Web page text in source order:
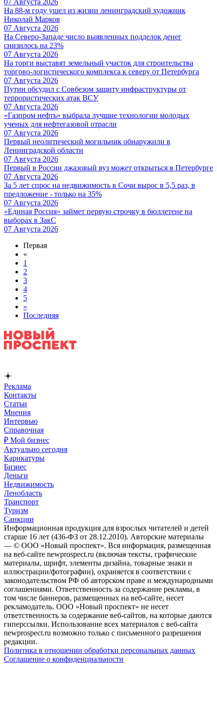
На 88-м году ушел из жизни ленинградский художник
Николай Марков
07 Августа 2026
На Северо-Западе число выявленных подделок денег
снизилось на 23%
07 Августа 2026
На торги выставят земельный участок для строительства
торгово-логистического комплекса к северу от Петербурга
07 Августа 2026
Путин обсудил с Совбезом защиту инфраструктуры от
террористических атак ВСУ
07 Августа 2026
«Газпром нефть» выбрала лучшие технологии молодых
ученых для нефтегазовой отрасли
07 Августа 2026
Первый неолитический могильник обнаружили в
Ленинградской области
07 Августа 2026
Первый в России джазовый вуз может открыться в Петербурге
07 Августа 2026
За 5 лет спрос на недвижимость в Сочи вырос в 5,5 раз, в
предложение - только на 35%
07 Августа 2026
«Единая Россия» займет первую строчку в бюллетене на
выборах в ЗакС
07 Августа 2026
Первая
«
1
2
3
4
5
»
Последняя
Реклама
Контакты
Статьи
Мнения
Интервью
Справочная
₽ Мой бизнес
Актуально сегодня
Карикатуры
Бизнес
Деньги
Недвижимость
Ленобласть
Транспорт
Туризм
Санкции
Информационная продукция для взрослых читателей и детей
старше 16 лет (436-ФЗ от 28.12.2010). Авторские материалы
— © ООО «Новый проспект». Вся информация, размещенная
на веб-сайте newprospect.ru (включая тексты, графические
материалы, шрифт, элементы дизайна, товарные знаки и
иллюстрации/фотографии), охраняется в соответствии с
законодательством РФ об авторском праве и международными
соглашениями. Ответственность за содержание рекламы, в
том числе баннеров, размещенных на веб-сайте, несет
рекламодатель. ООО «Новый проспект» не несет
ответственность за содержание веб-сайтов, на которые даются
гиперссылки. Использование всех материалов с веб-сайта
newprospect.ru возможно только с письменного разрешения
редакции.
Политика в отношении обработки персональных данных
Соглашение о конфиденциальности